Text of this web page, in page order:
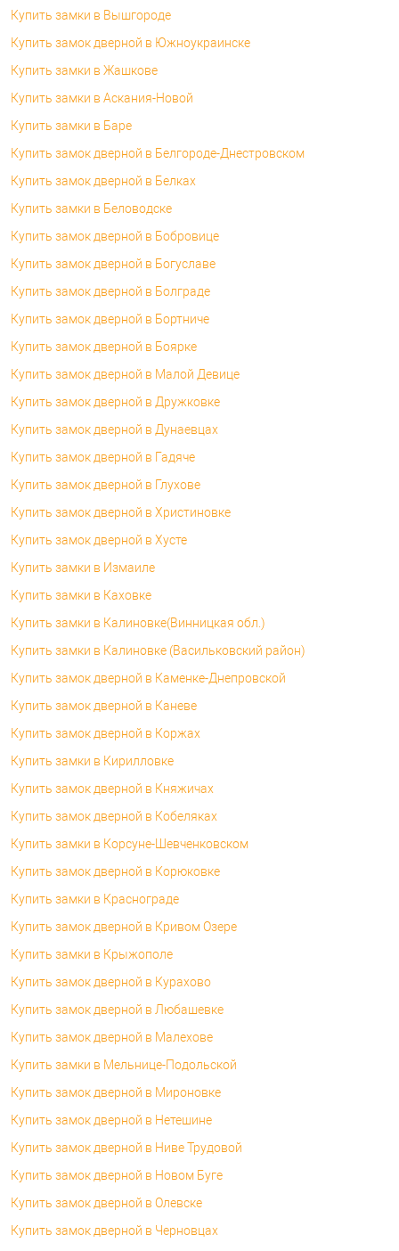
Купить замки в Вышгороде
Купить замок дверной в Южноукраинске
Купить замки в Жашкове
Купить замки в Аскания-Новой
Купить замки в Баре
Купить замок дверной в Белгороде-Днестровском
Купить замок дверной в Белках
Купить замки в Беловодске
Купить замок дверной в Бобровице
Купить замок дверной в Богуславе
Купить замок дверной в Болграде
Купить замок дверной в Бортниче
Купить замок дверной в Боярке
Купить замок дверной в Малой Девице
Купить замок дверной в Дружковке
Купить замок дверной в Дунаевцах
Купить замок дверной в Гадяче
Купить замок дверной в Глухове
Купить замок дверной в Христиновке
Купить замок дверной в Хусте
Купить замки в Измаиле
Купить замки в Каховке
Купить замки в Калиновке(Винницкая обл.)
Купить замки в Калиновке (Васильковский район)
Купить замок дверной в Каменке-Днепровской
Купить замок дверной в Каневе
Купить замок дверной в Коржах
Купить замки в Кирилловке
Купить замок дверной в Княжичах
Купить замок дверной в Кобеляках
Купить замки в Корсуне-Шевченковском
Купить замок дверной в Корюковке
Купить замки в Краснограде
Купить замок дверной в Кривом Озере
Купить замки в Крыжополе
Купить замок дверной в Курахово
Купить замок дверной в Любашевке
Купить замок дверной в Малехове
Купить замки в Мельнице-Подольской
Купить замок дверной в Мироновке
Купить замок дверной в Нетешине
Купить замок дверной в Ниве Трудовой
Купить замок дверной в Новом Буге
Купить замок дверной в Олевске
Купить замок дверной в Черновцах